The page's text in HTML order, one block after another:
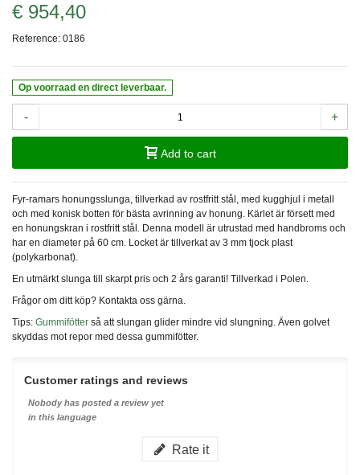
€ 954,40
Reference: 0186
Op voorraad en direct leverbaar.
- +
Add to cart
Fyr-ramars honungsslunga, tillverkad av rostfritt stål, med kugghjul i metall
och med konisk botten för bästa avrinning av honung. Kärlet är försett med
en honungskran i rostfritt stål. Denna modell är utrustad med handbroms och
har en diameter på 60 cm. Locket är tillverkat av 3 mm tjock plast
(polykarbonat).
En utmärkt slunga till skarpt pris och 2 års garanti! Tillverkad i Polen.
Frågor om ditt köp? Kontakta oss gärna.
Tips: Gummifötter så att slungan glider mindre vid slungning. Även golvet
skyddas mot repor med dessa gummifötter.
Customer ratings and reviews
Nobody has posted a review yet
in this language
Rate it